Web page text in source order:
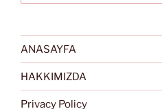
ANASAYFA
HAKKIMIZDA
Privacy Policy